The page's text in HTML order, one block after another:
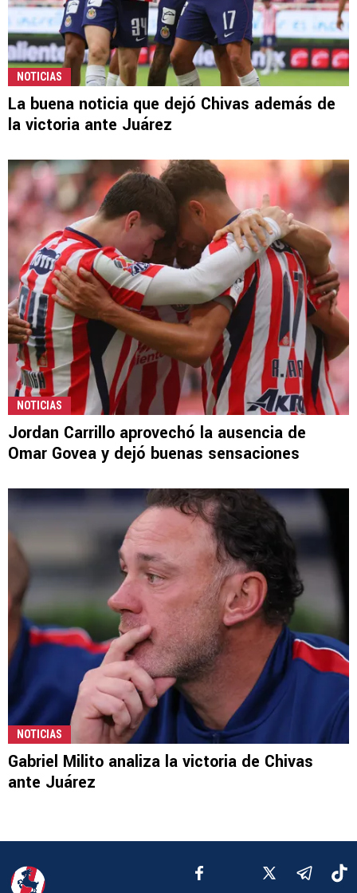
NOTICIAS
La buena noticia que dejó Chivas además de
la victoria ante Juárez
NOTICIAS
Jordan Carrillo aprovechó la ausencia de
Omar Govea y dejó buenas sensaciones
NOTICIAS
Gabriel Milito analiza la victoria de Chivas
ante Juárez